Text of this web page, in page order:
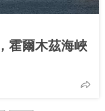
霍爾木茲海峽